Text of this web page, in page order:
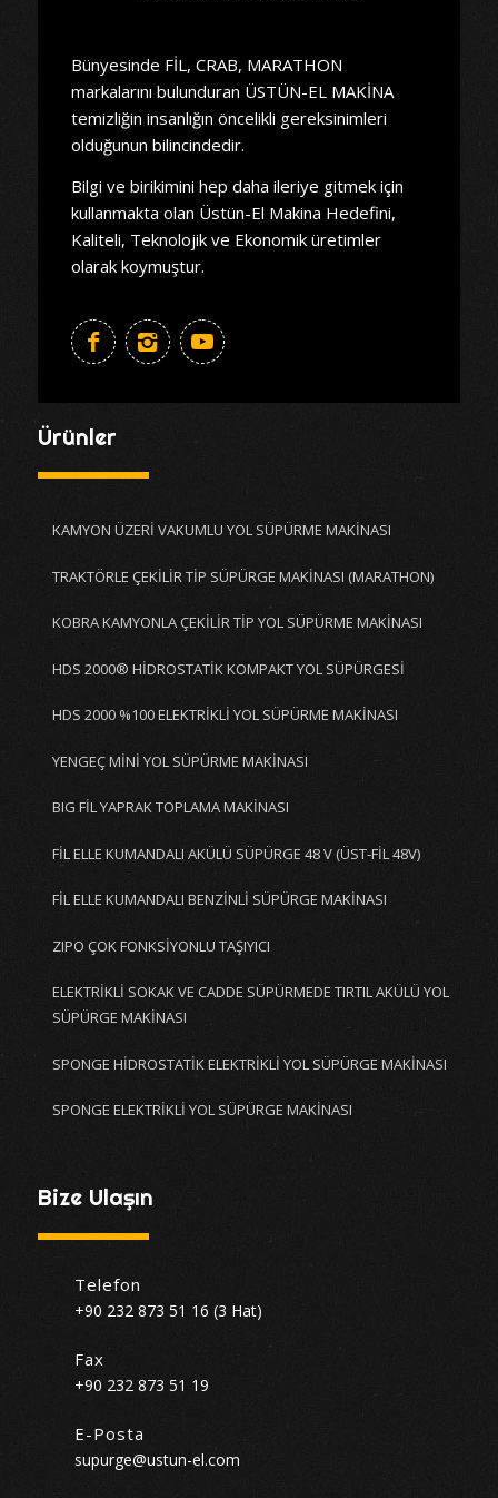
Bünyesinde FİL, CRAB, MARATHON
markalarını bulunduran ÜSTÜN-EL MAKİNA
temizliğin insanlığın öncelikli gereksinimleri
olduğunun bilincindedir.
Bilgi ve birikimini hep daha ileriye gitmek için
kullanmakta olan Üstün-El Makina Hedefini,
Kaliteli, Teknolojik ve Ekonomik üretimler
olarak koymuştur.
Ürünler
KAMYON ÜZERİ VAKUMLU YOL SÜPÜRME MAKİNASI
TRAKTÖRLE ÇEKİLİR TİP SÜPÜRGE MAKİNASI (MARATHON)
KOBRA KAMYONLA ÇEKİLİR TİP YOL SÜPÜRME MAKİNASI
HDS 2000® HİDROSTATİK KOMPAKT YOL SÜPÜRGESİ
HDS 2000 %100 ELEKTRİKLİ YOL SÜPÜRME MAKİNASI
YENGEÇ MİNİ YOL SÜPÜRME MAKİNASI
BIG FİL YAPRAK TOPLAMA MAKİNASI
FİL ELLE KUMANDALI AKÜLÜ SÜPÜRGE 48 V (ÜST-FİL 48V)
FİL ELLE KUMANDALI BENZİNLİ SÜPÜRGE MAKİNASI
ZIPO ÇOK FONKSİYONLU TAŞIYICI
ELEKTRİKLİ SOKAK VE CADDE SÜPÜRMEDE TIRTIL AKÜLÜ YOL
SÜPÜRGE MAKİNASI
SPONGE HİDROSTATİK ELEKTRİKLİ YOL SÜPÜRGE MAKİNASI
SPONGE ELEKTRİKLİ YOL SÜPÜRGE MAKİNASI
Bize Ulaşın
Telefon
+90 232 873 51 16 (3 Hat)
Fax
+90 232 873 51 19
E-Posta
supurge@ustun-el.com